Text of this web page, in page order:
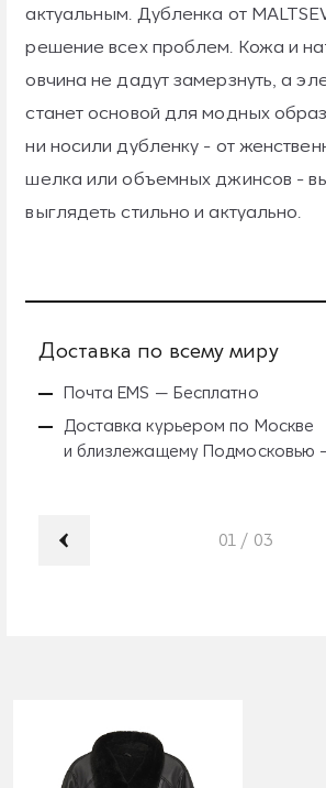
актуальным. Дубленка от
решение всех проблем. Кожа и
овчина не дадут замерзнуть, а
станет основой для модных
ни носили дубленку - от
шелка или объемных джинсов -
выглядеть стильно и актуально.
Доставка по всему миру
Почта EMS — Бесплатно
Доставка курьером по Москве
и близлежащему Подмосковью
01 / 03